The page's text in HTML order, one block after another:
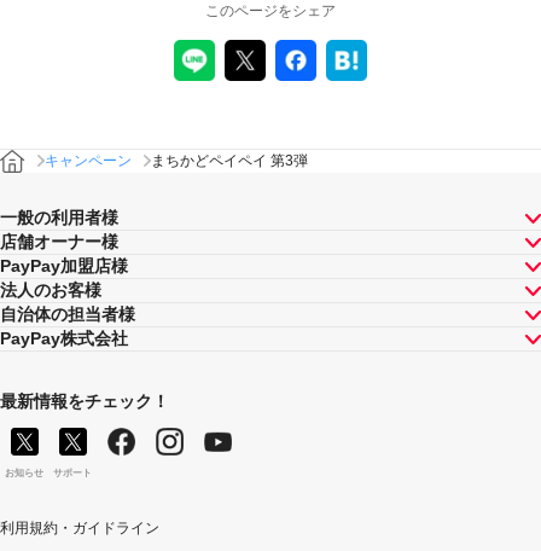
このページをシェア
キャンペーン まちかどペイペイ 第3弾
一般の利用者様
店舗オーナー様
PayPay加盟店様
法人のお客様
自治体の担当者様
PayPay株式会社
最新情報をチェック！
お知らせ サポート
利用規約・ガイドライン